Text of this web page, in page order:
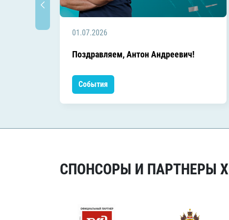
01.07.2026
Поздравляем, Антон Андреевич!
События
СПОНСОРЫ И ПАРТНЕРЫ